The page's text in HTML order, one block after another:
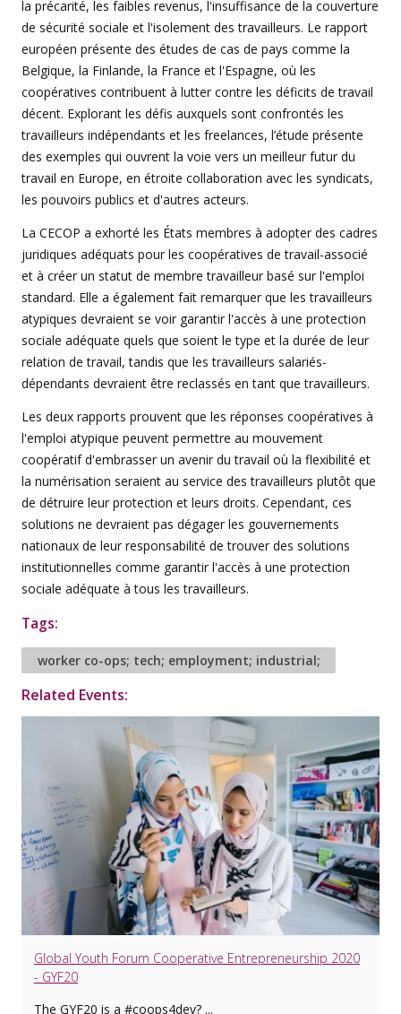
la précarité, les faibles revenus, l'insuffisance de la couverture
de sécurité sociale et l'isolement des travailleurs. Le rapport
européen présente des études de cas de pays comme la
Belgique, la Finlande, la France et l'Espagne, où les
coopératives contribuent à lutter contre les déficits de travail
décent. Explorant les défis auxquels sont confrontés les
travailleurs indépendants et les freelances, l’étude présente
des exemples qui ouvrent la voie vers un meilleur futur du
travail en Europe, en étroite collaboration avec les syndicats,
les pouvoirs publics et d'autres acteurs.
La CECOP a exhorté les États membres à adopter des cadres
juridiques adéquats pour les coopératives de travail-associé
et à créer un statut de membre travailleur basé sur l'emploi
standard. Elle a également fait remarquer que les travailleurs
atypiques devraient se voir garantir l'accès à une protection
sociale adéquate quels que soient le type et la durée de leur
relation de travail, tandis que les travailleurs salariés-
dépendants devraient être reclassés en tant que travailleurs.
Les deux rapports prouvent que les réponses coopératives à
l'emploi atypique peuvent permettre au mouvement
coopératif d'embrasser un avenir du travail où la flexibilité et
la numérisation seraient au service des travailleurs plutôt que
de détruire leur protection et leurs droits. Cependant, ces
solutions ne devraient pas dégager les gouvernements
nationaux de leur responsabilité de trouver des solutions
institutionnelles comme garantir l'accès à une protection
sociale adéquate à tous les travailleurs.
Tags:
worker co-ops; tech; employment; industrial;
Related Events:
Global Youth Forum Cooperative Entrepreneurship 2020
- GYF20
The GYF20 is a #coops4dev? ...